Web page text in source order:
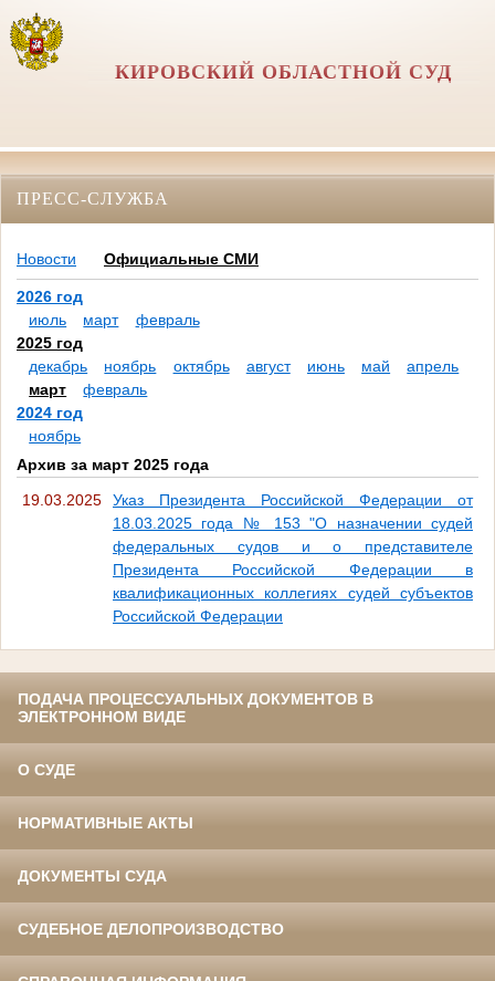
КИРОВСКИЙ ОБЛАСТНОЙ СУД
ПРЕСС-СЛУЖБА
Новости Официальные СМИ
2026 год
июль
март
февраль
2025 год
декабрь
ноябрь октябрь август июнь май
апрель
март
февраль
2024 год
ноябрь
Архив за март 2025 года
19.03.2025
Указ Президента Российской Федерации от
18.03.2025 года № 153 "О назначении судей
федеральных судов и о представителе
Президента Российской Федерации в
квалификационных коллегиях судей субъектов
Российской Федерации
ПОДАЧА ПРОЦЕССУАЛЬНЫХ ДОКУМЕНТОВ В
ЭЛЕКТРОННОМ ВИДЕ
О СУДЕ
НОРМАТИВНЫЕ АКТЫ
ДОКУМЕНТЫ СУДА
СУДЕБНОЕ ДЕЛОПРОИЗВОДСТВО